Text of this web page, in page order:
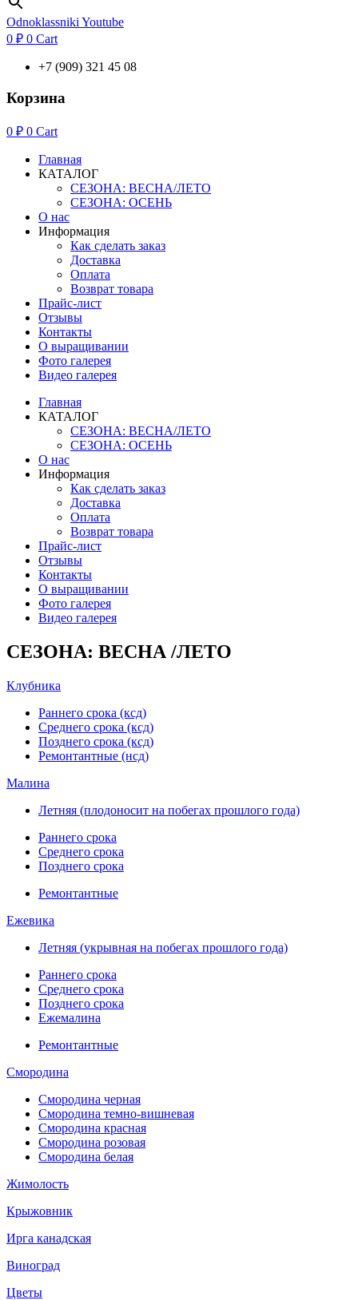
OdnoklassnikiYoutube
0 ₽ 0 Cart
+7 (909) 321 45 08
Корзина
0 ₽ 0 Cart
Главная
КАТАЛОГ
СЕЗОНА: ВЕСНА/ЛЕТО
СЕЗОНА: ОСЕНЬ
О нас
Информация
Как сделать заказ
Доставка
Оплата
Возврат товара
Прайс-лист
Отзывы
Контакты
О выращивании
Фото галерея
Видео галерея
Главная
КАТАЛОГ
СЕЗОНА: ВЕСНА/ЛЕТО
СЕЗОНА: ОСЕНЬ
О нас
Информация
Как сделать заказ
Доставка
Оплата
Возврат товара
Прайс-лист
Отзывы
Контакты
О выращивании
Фото галерея
Видео галерея
СЕЗОНА: ВЕСНА /ЛЕТО
Клубника
Раннего срока (ксд)
Среднего срока (ксд)
Позднего срока (ксд)
Ремонтантные (нсд)
Малина
Летняя (плодоносит на побегах прошлого года)
Раннего срока
Среднего срока
Позднего срока
Ремонтантные
Ежевика
Летняя (укрывная на побегах прошлого года)
Раннего срока
Среднего срока
Позднего срока
Ежемалина
Ремонтантные
Смородина
Смородина черная
Смородина темно-вишневая
Смородина красная
Смородина розовая
Смородина белая
Жимолость
Крыжовник
Ирга канадская
Виноград
Цветы